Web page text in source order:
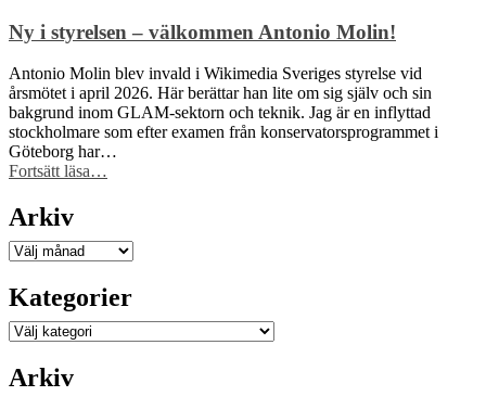
Wikimedia
Brasil
får
Sida-
finansiering
för
att
civilsamhället
kunskap”
Ny i styrelsen – välkommen Antonio Molin!
Antonio Molin blev invald i Wikimedia Sveriges styrelse vid
årsmötet i april 2026. Här berättar han lite om sig själv och sin
bakgrund inom GLAM-sektorn och teknik. Jag är en inflyttad
stockholmare som efter examen från konservatorsprogrammet i
Göteborg har…
Fortsätt läsa“Ny
välkommen
Antonio
Molin!”
…
Arkiv
Arkiv
Kategorier
Kategorier
Arkiv